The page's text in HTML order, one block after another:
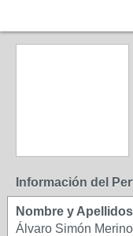
Información del
Nombre y Apellidos
Álvaro Simón Merino